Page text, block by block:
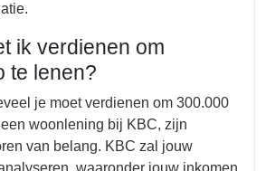
ik verdienen om
te lenen?
je moet verdienen om 300.000
woonlening bij KBC, zijn
van belang. KBC zal jouw